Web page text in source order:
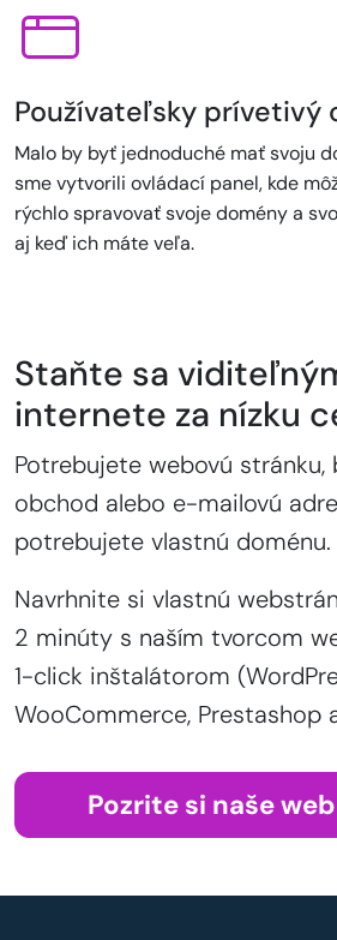
Používateľsky prívetivý
Malo by byť jednoduché mať svoju
sme vytvorili ovládací panel, kde
rýchlo spravovať svoje domény a
aj keď ich máte veľa.
Staňte sa
internete za nízku
Potrebujete webovú stránku,
obchod alebo e-mailovú
potrebujete vlastnú doménu.
Navrhnite si vlastnú
2 minúty s naším tvorcom
1-click inštalátorom
WooCommerce, Prestashop
Pozrite si naše